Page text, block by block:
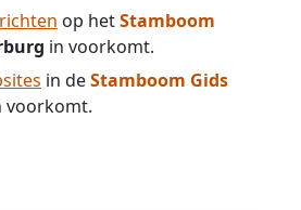
op hetStamboom
in voorkomt.
in deStamboom Gids
voorkomt.